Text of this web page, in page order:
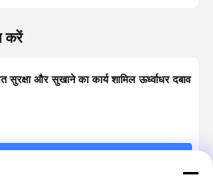
करें
सुरक्षा और सुखाने का कार्य शामिल ऊर्ध्वाधर दबाव